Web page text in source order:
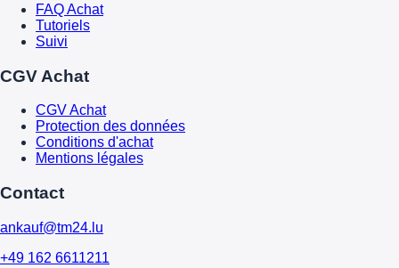
FAQ Achat
Tutoriels
Suivi
CGV Achat
CGV Achat
Protection des données
Conditions d'achat
Mentions légales
Contact
ankauf@tm24.lu
+49 162 6611211